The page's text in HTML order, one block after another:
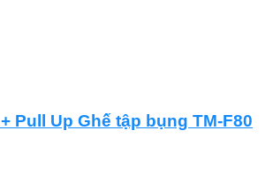
Pull Up Ghế tập bụng TM-F80